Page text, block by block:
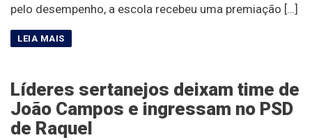
pelo desempenho, a escola recebeu uma premiação […]
Líderes sertanejos deixam time de
João Campos e ingressam no PSD
de Raquel